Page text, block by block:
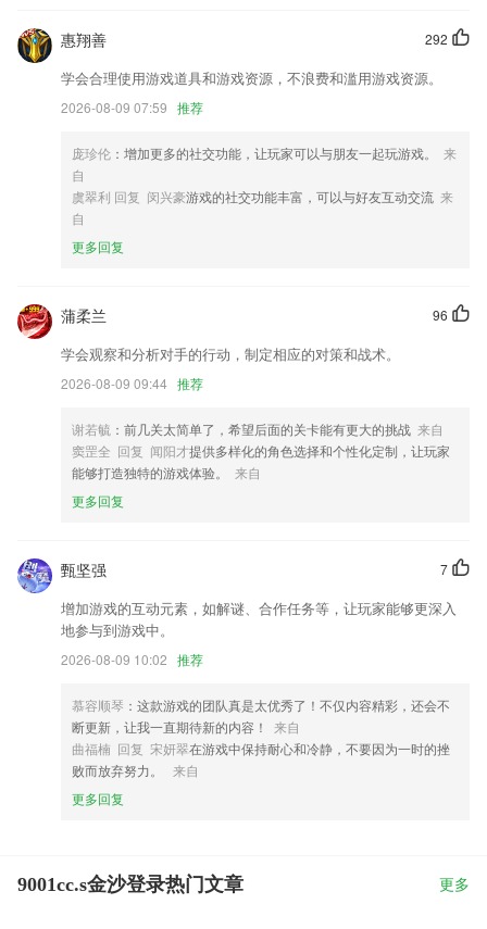
支持快递员姓名工号等自定义打印字段
预订体验优化
以上就是BOB·综合体育的介绍，如果您喜欢这款软件，您可以到应用商
店进行打分评论，说出您的使用经历，以帮助我们更好的对产品进行优化
定位超频违规专项整治
以上就是9001cc.s金沙登录的介绍，如果您喜欢这款软件，您可以到应
用商店进行打分评论，说出您的使用经历，以帮助我们更好的对产品进行
优化修改。
292
惠翔善
学会合理使用游戏道具和游戏资源，不浪费和滥用游戏资源。
2026-08-09 07:59 推荐
庞珍伦 ：增加更多的社交功能，让玩家可以与朋友一起玩游戏。
来
自
虞翠利 回复 闵兴豪游戏的社交功能丰富，可以与好友互动交流 来
自
更多回复
96
蒲柔兰
学会观察和分析对手的行动，制定相应的对策和战术。
2026-08-09 09:44 推荐
谢若毓 ：前几关太简单了，希望后面的关卡能有更大的挑战 来自
窦罡全 回复 闻阳才提供多样化的角色选择和个性化定制，让玩家
能够打造独特的游戏体验。
来自
更多回复
7
甄坚强
增加游戏的互动元素，如解谜、合作任务等，让玩家能够更深入
地参与到游戏中。
2026-08-09 10:02 推荐
慕容顺琴 ：这款游戏的团队真是太优秀了！不仅内容精彩，还会不
断更新，让我一直期待新的内容！
来自
曲福楠 回复 宋妍翠在游戏中保持耐心和冷静，不要因为一时的挫
败而放弃努力。
来自
更多回复
9001cc.s金沙登录热门文章 更多